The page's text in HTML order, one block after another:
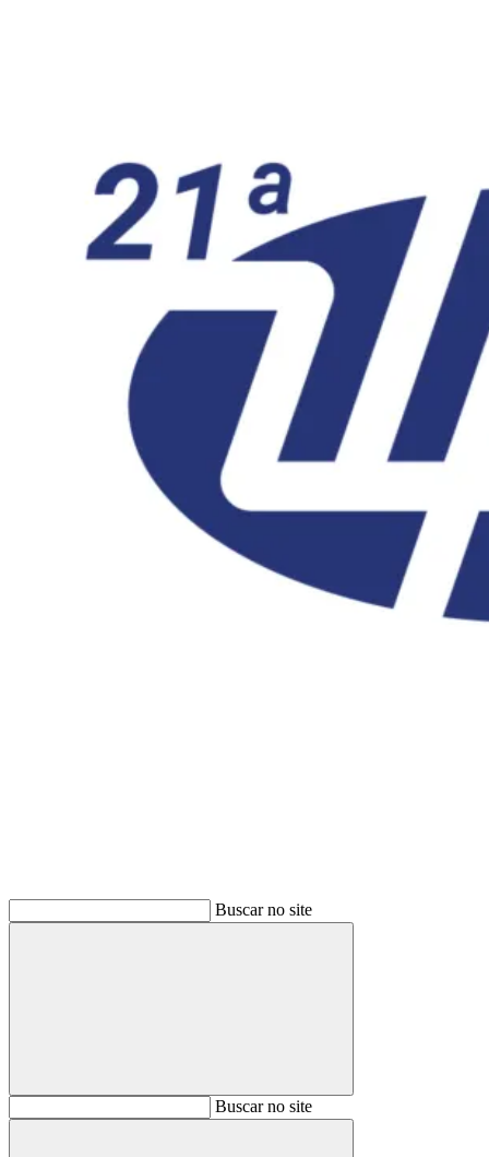
Buscar no site
BuscarBuscar no site